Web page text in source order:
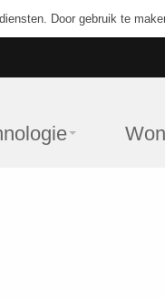
Door gebruik te